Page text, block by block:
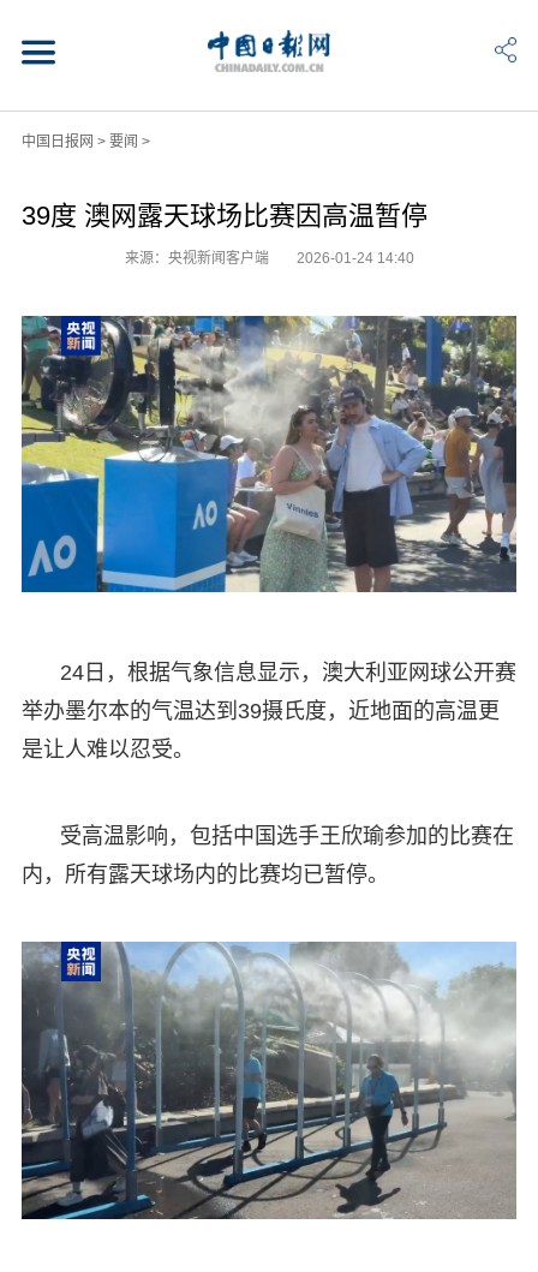
中国日报网 > 要闻 >
39度 澳网露天球场比赛因高温暂停
来源：央视新闻客户端 2026-01-24 14:40
24日，根据气象信息显示，澳大利亚网球公开赛
举办墨尔本的气温达到39摄氏度，近地面的高温更
是让人难以忍受。
受高温影响，包括中国选手王欣瑜参加的比赛在
内，所有露天球场内的比赛均已暂停。